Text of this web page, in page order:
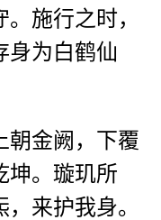
施行之时，
身为白鹤仙
朝金阙，下覆
坤。璇玑所
来护我身。